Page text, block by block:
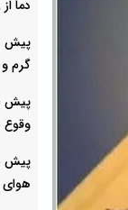
دما
گرم
وقوع
هوای